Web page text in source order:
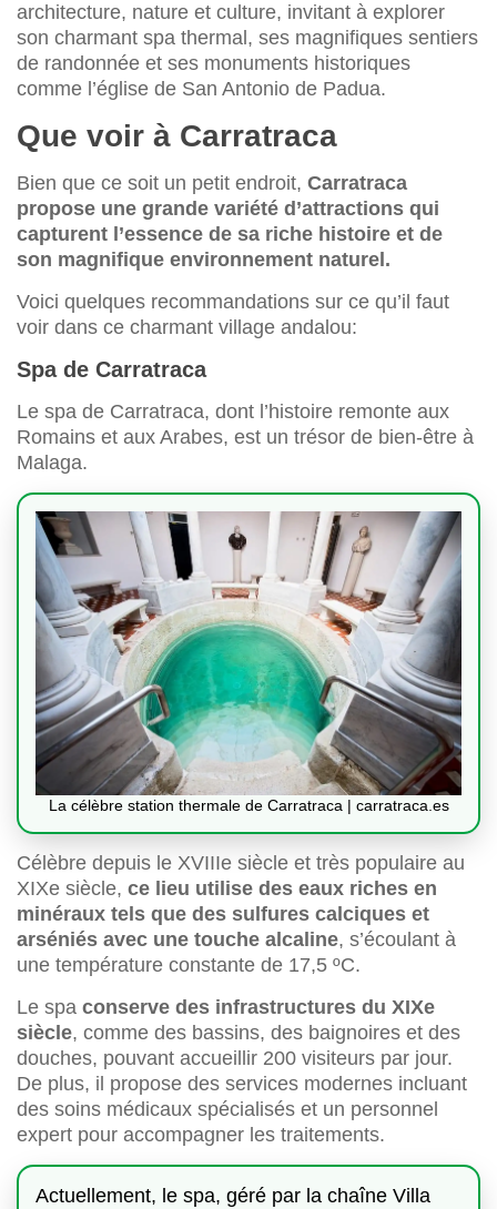
architecture, nature et culture, invitant à explorer
son charmant spa thermal, ses magnifiques sentiers
de randonnée et ses monuments historiques
comme l’église de San Antonio de Padua.
Que voir à Carratraca
Bien que ce soit un petit endroit, Carratraca
propose une grande variété d’attractions qui
capturent l’essence de sa riche histoire et de
son magnifique environnement naturel.
Voici quelques recommandations sur ce qu’il faut
voir dans ce charmant village andalou:
Spa de Carratraca
Le spa de Carratraca, dont l’histoire remonte aux
Romains et aux Arabes, est un trésor de bien-être à
Malaga.
La célèbre station thermale de Carratraca | carratraca.es
Célèbre depuis le XVIIIe siècle et très populaire au
XIXe siècle, ce lieu utilise des eaux riches en
minéraux tels que des sulfures calciques et
arséniés avec une touche alcaline, s’écoulant à
une température constante de 17,5 ºC.
Le spa conserve des infrastructures du XIXe
siècle, comme des bassins, des baignoires et des
douches, pouvant accueillir 200 visiteurs par jour.
De plus, il propose des services modernes incluant
des soins médicaux spécialisés et un personnel
expert pour accompagner les traitements.
Actuellement, le spa, géré par la chaîne Villa